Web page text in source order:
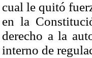
cual le quitó
en la
derecho a la
interno de